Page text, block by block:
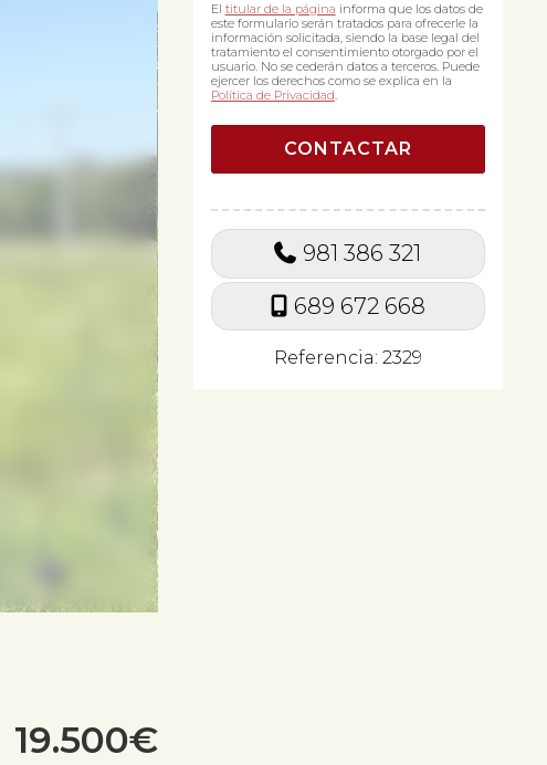
El titular de la página informa que los datos de
este formulario serán tratados para ofrecerle la
información solicitada, siendo la base legal del
tratamiento el consentimiento otorgado por el
usuario. No se cederán datos a terceros. Puede
ejercer los derechos como se explica en la
Política de Privacidad.
981 386 321
689 672 668
Referencia: 2329
19.500€